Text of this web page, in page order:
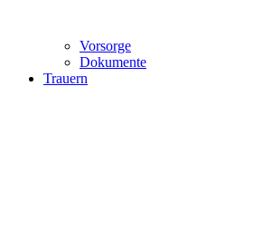
Vorsorge
Dokumente
Trauern